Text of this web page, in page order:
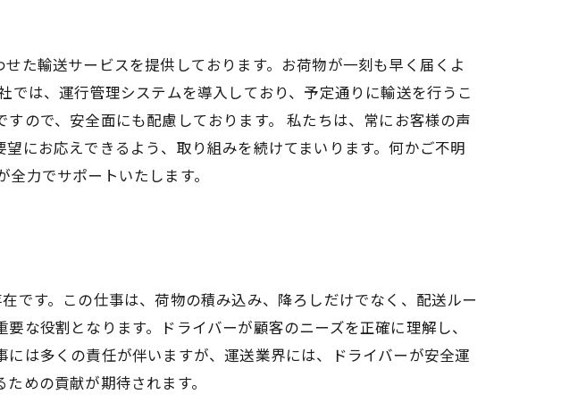
た輸送サービスを提供しております。お荷物が一刻も早く届くよ
は、運行管理システムを導入しており、予定通りに輸送を行うこ
ので、安全面にも配慮しております。 私たちは、常にお客様の声
にお応えできるよう、取り組みを続けてまいります。何かご不明
力でサポートいたします。
です。この仕事は、荷物の積み込み、降ろしだけでなく、配送ルー
な役割となります。ドライバーが顧客のニーズを正確に理解し、
は多くの責任が伴いますが、運送業界には、ドライバーが安全運
めの貢献が期待されます。